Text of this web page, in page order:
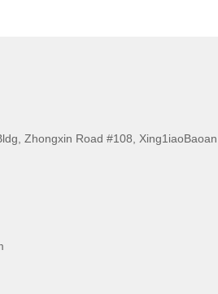
Zhongxin Road #108,